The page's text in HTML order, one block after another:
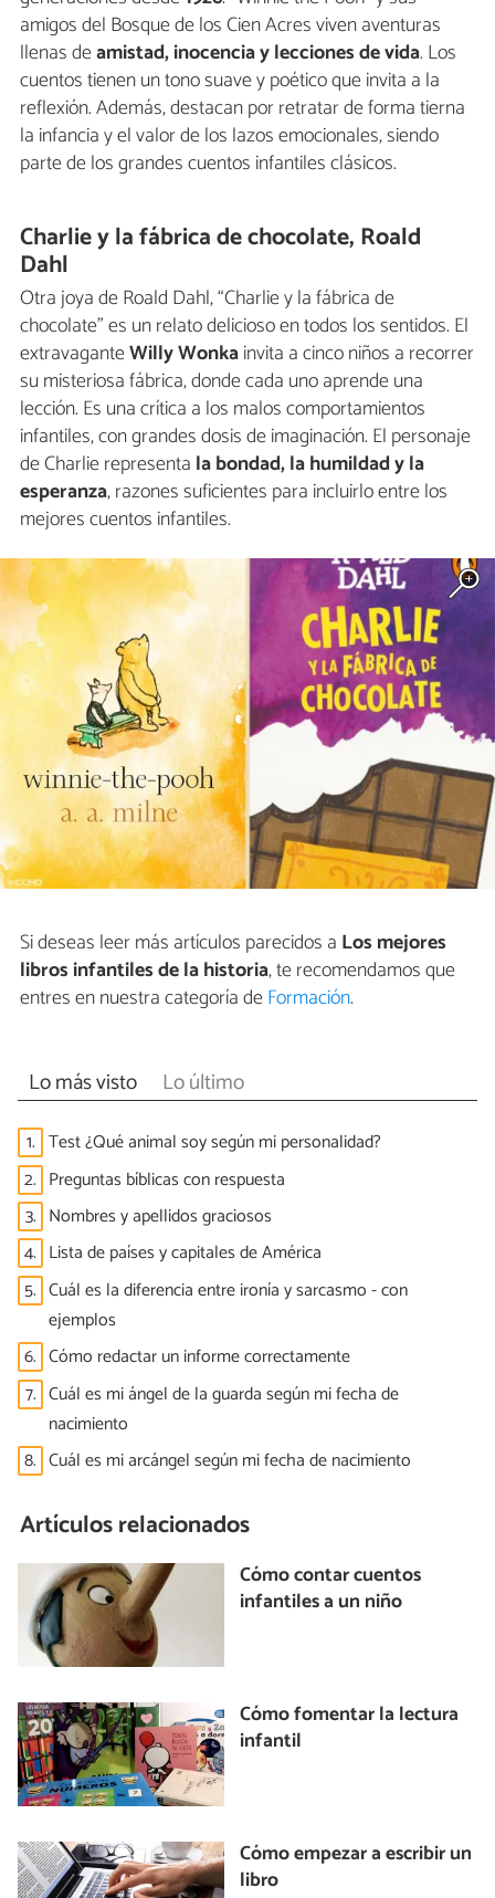
amigos del Bosque de los Cien Acres viven aventuras
llenas deamistad, inocencia y lecciones de vida. Los
cuentos tienen un tono suave y poético que invita a la
reflexión. Además, destacan por retratar de forma tierna
la infancia y el valor de los lazos emocionales, siendo
parte de los grandes cuentos infantiles clásicos.
Charlie y la fábrica de chocolate, Roald
Dahl
Otra joya de Roald Dahl, “Charlie y la fábrica de
chocolate” es un relato delicioso en todos los sentidos. El
extravaganteWilly Wonkainvita a cinco niños a recorrer
su misteriosa fábrica, donde cada uno aprende una
lección. Es una crítica a los malos comportamientos
infantiles, con grandes dosis de imaginación. El personaje
de Charlie representa la bondad, la humildad y la
esperanza, razones suficientes para incluirlo entre los
mejores cuentos infantiles.
Si deseas leer más artículos parecidos a Los mejores
libros infantiles de la historia, te recomendamos que
entres en nuestra categoría deFormación.
Lo más visto Lo último
1. Test ¿Qué animal soy según mi personalidad?
2. Preguntas bíblicas con respuesta
3. Nombres y apellidos graciosos
4. Lista de países y capitales de América
5. Cuál es la diferencia entre ironía y sarcasmo - con
ejemplos
6. Cómo redactar un informe correctamente
7. Cuál es mi ángel de la guarda según mi fecha de
nacimiento
8. Cuál es mi arcángel según mi fecha de nacimiento
Artículos relacionados
Cómo contar cuentos
infantiles a un niño
Cómo fomentar la lectura
infantil
Cómo empezar a escribir un
libro